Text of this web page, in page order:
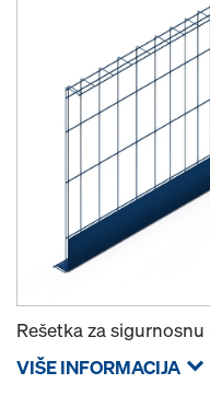
Rešetka za
VIŠE INFORMACIJA